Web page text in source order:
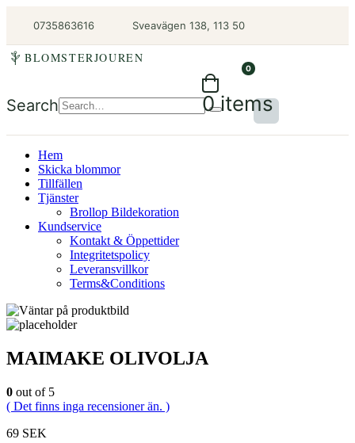
0735863616 Sveavägen 138, 113 50
BLOMSTERJOUREN
Search
0
0 items
Hem
Skicka blommor
Tillfällen
Tjänster
Brollop Bildekoration
Kundservice
Kontakt & Öppettider
Integritetspolicy
Leveransvillkor
Terms&Conditions
MAIMAKE OLIVOLJA
0 out of 5
( Det finns inga recensioner än. )
69 SEK